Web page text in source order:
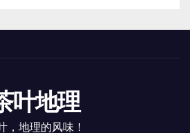
叶地理
，地理的风味！